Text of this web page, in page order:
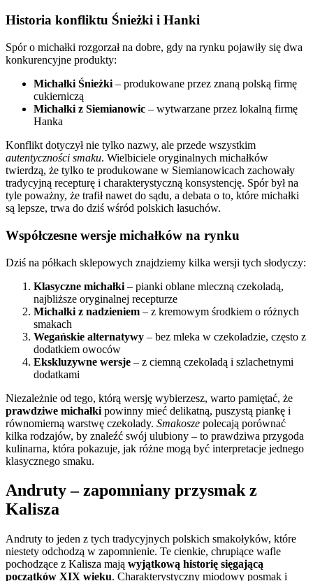
Historia konfliktu Śnieżki i Hanki
Spór o michałki rozgorzał na dobre, gdy na rynku pojawiły się dwa
konkurencyjne produkty:
Michałki Śnieżki – produkowane przez znaną polską firmę
cukierniczą
Michałki z Siemianowic – wytwarzane przez lokalną firmę
Hanka
Konflikt dotyczył nie tylko nazwy, ale przede wszystkim
autentyczności smaku. Wielbiciele oryginalnych michałków
twierdzą, że tylko te produkowane w Siemianowicach zachowały
tradycyjną recepturę i charakterystyczną konsystencję. Spór był na
tyle poważny, że trafił nawet do sądu, a debata o to, które michałki
są lepsze, trwa do dziś wśród polskich łasuchów.
Współczesne wersje michałków na rynku
Dziś na półkach sklepowych znajdziemy kilka wersji tych słodyczy:
Klasyczne michałki – pianki oblane mleczną czekoladą,
najbliższe oryginalnej recepturze
Michałki z nadzieniem – z kremowym środkiem o różnych
smakach
Wegańskie alternatywy – bez mleka w czekoladzie, często z
dodatkiem owoców
Ekskluzywne wersje – z ciemną czekoladą i szlachetnymi
dodatkami
Niezależnie od tego, którą wersję wybierzesz, warto pamiętać, że
prawdziwe michałki powinny mieć delikatną, puszystą piankę i
równomierną warstwę czekolady. Smakosze polecają porównać
kilka rodzajów, by znaleźć swój ulubiony – to prawdziwa przygoda
kulinarna, która pokazuje, jak różne mogą być interpretacje jednego
klasycznego smaku.
Andruty – zapomniany przysmak z
Kalisza
Andruty to jeden z tych tradycyjnych polskich smakołyków, które
niestety odchodzą w zapomnienie. Te cienkie, chrupiące wafle
pochodzące z Kalisza mają wyjątkową historię sięgającą
początków XIX wieku. Charakterystyczny miodowy posmak i